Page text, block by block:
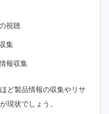
視聴
集
報収集
ど製品情報の収集やリサ
現状でしょう。